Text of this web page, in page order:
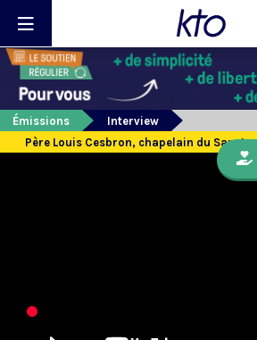
Émissions
Interview
Père Louis Cesbron, chapelain du